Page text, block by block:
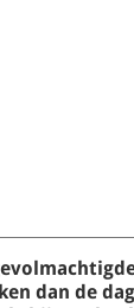
dan de